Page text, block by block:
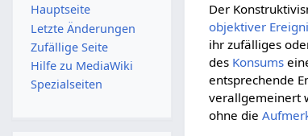
Der
objektiver
ihr zufälliges
des Konsums
entsprechende
verallgemeinert
ohne die
Hauptseite
Letzte Änderungen
Zufällige Seite
Hilfe zu MediaWiki
Spezialseiten